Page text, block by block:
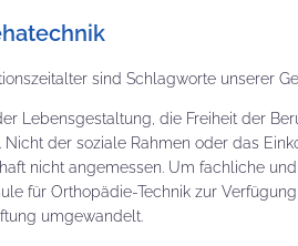
sind Schlagworte unserer
Lebensgestaltung, die Freiheit der
der soziale Rahmen oder das
nicht angemessen. Um fachliche
für Orthopädie-Technik zur
umgewandelt.